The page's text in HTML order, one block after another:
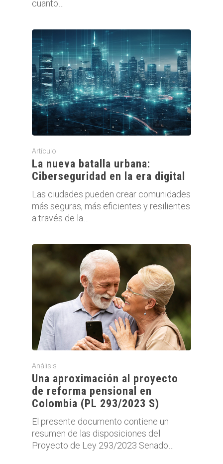
cuanto…
Artículo
La nueva batalla urbana:
Ciberseguridad en la era digital
Las ciudades pueden crear comunidades
más seguras, más eficientes y resilientes
a través de la…
Análisis
Una aproximación al proyecto
de reforma pensional en
Colombia (PL 293/2023 S)
El presente documento contiene un
resumen de las disposiciones del
Proyecto de Ley 293/2023 Senado…